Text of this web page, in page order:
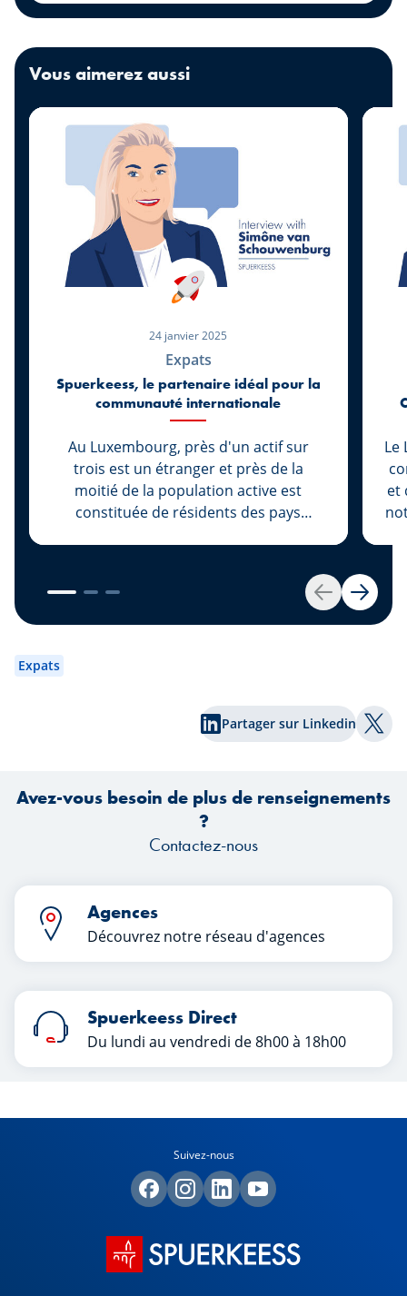
Vous aimerez aussi
Retour
24 janvier 2025
Expats
Spuerkeess, le partenaire idéal pour la
communauté internationale
Au Luxembourg, près d'un actif sur
trois est un étranger et près de la
moitié de la population active est
constituée de résidents des pays
des personnes étrangères qui viennent
travailler et vivre au Luxembourg. Nous
avons parlé à notre collègue Simône
Le
et
Expats
Partager sur Linkedin
Avez-vous besoin de plus de renseignements
?
Contactez-nous
Agences
Découvrez notre réseau d'agences
Spuerkeess Direct
Du lundi au vendredi de 8h00 à 18h00
Suivez-nous